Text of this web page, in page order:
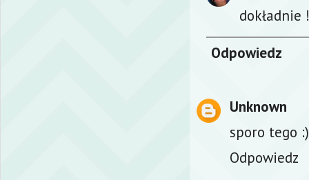
dokładnie !
Odpowiedz
Unknown
sporo tego :)
Odpowiedz